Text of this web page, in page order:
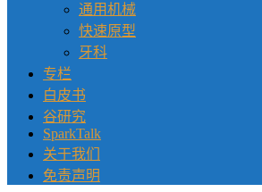
通用机械
快速原型
牙科
专栏
白皮书
谷研究
SparkTalk
关于我们
免责声明